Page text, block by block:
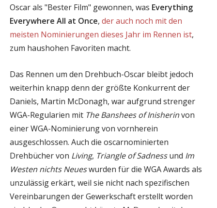
Oscar als "Bester Film" gewonnen, was Everything
Everywhere All at Once, der auch noch mit den
meisten Nominierungen dieses Jahr im Rennen ist,
zum haushohen Favoriten macht.
Das Rennen um den Drehbuch-Oscar bleibt jedoch
weiterhin knapp denn der größte Konkurrent der
Daniels, Martin McDonagh, war aufgrund strenger
WGA-Regularien mit The Banshees of Inisherinvon
einer WGA-Nominierung von vornherein
ausgeschlossen. Auch die oscarnominierten
Drehbücher von Living, Triangle of Sadnessund Im
Westen nichts Neueswurden für die WGA Awards als
unzulässig erkärt, weil sie nicht nach spezifischen
Vereinbarungen der Gewerkschaft erstellt worden